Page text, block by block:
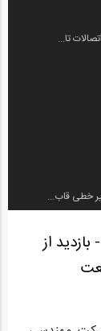
تا...
خطی قاب...
سازه‌های...
از